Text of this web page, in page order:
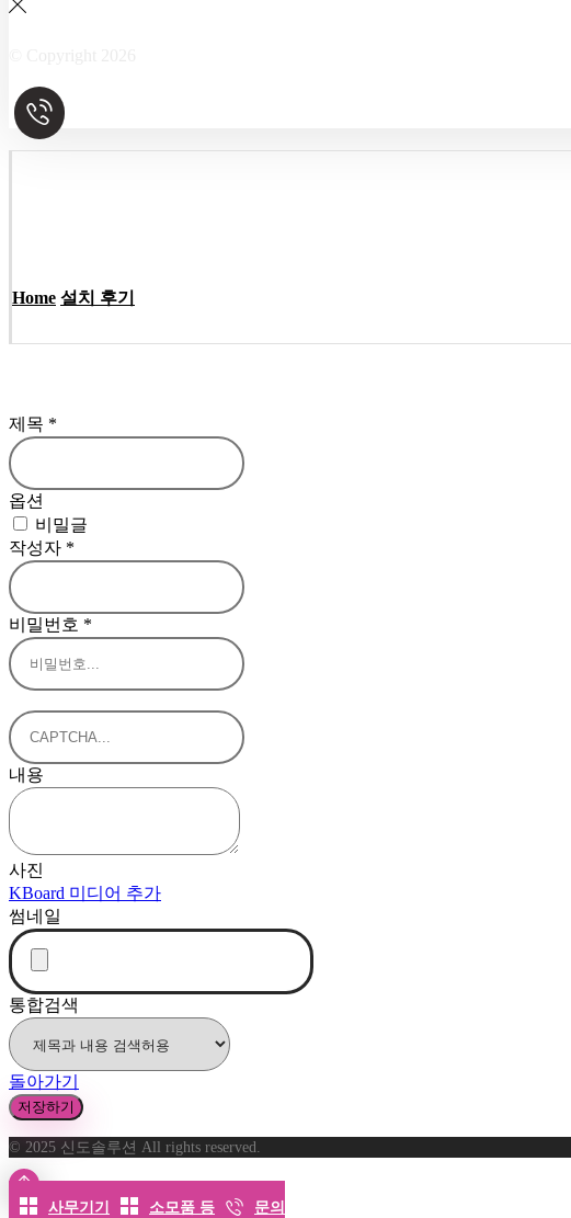
Home 설치 후기
제목 *
옵션
비밀글
작성자 *
비밀번호 *
내용
사진
KBoard 미디어 추가
썸네일
통합검색
돌아가기
저장하기
© 2025 신도솔루션 All rights reserved.
사무기기 소모품 등 문의